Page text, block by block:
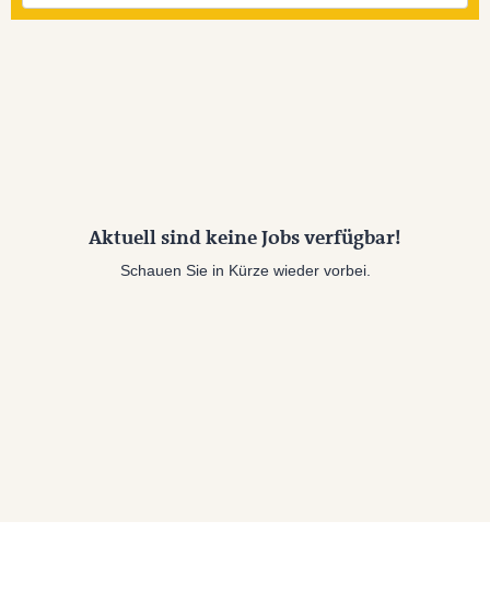
Aktuell sind keine Jobs verfügbar!
Schauen Sie in Kürze wieder vorbei.